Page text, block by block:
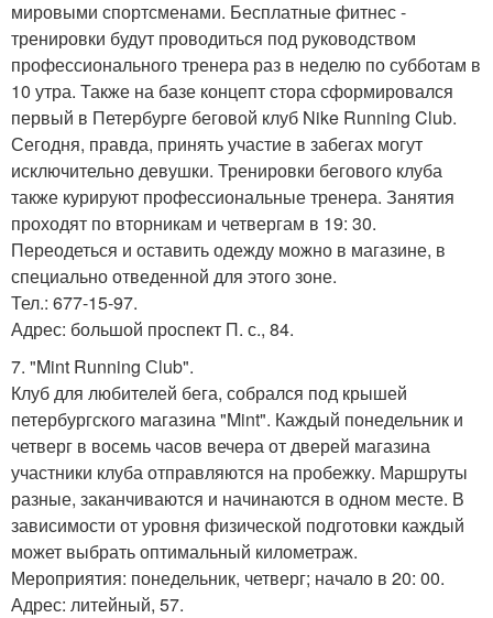
мировыми спортсменами. Бесплатные фитнес -
тренировки будут проводиться под руководством
профессионального тренера раз в неделю по субботам в
10 утра. Также на базе концепт стора сформировался
первый в Петербурге беговой клуб Nike Running Club.
Сегодня, правда, принять участие в забегах могут
исключительно девушки. Тренировки бегового клуба
также курируют профессиональные тренера. Занятия
проходят по вторникам и четвергам в 19: 30.
Переодеться и оставить одежду можно в магазине, в
специально отведенной для этого зоне.
Тел.: 677-15-97.
Адрес: большой проспект П. с., 84.
7. "Mint Running Сlub".
Клуб для любителей бега, собрался под крышей
петербургского магазина "Mint". Каждый понедельник и
четверг в восемь часов вечера от дверей магазина
участники клуба отправляются на пробежку. Маршруты
разные, заканчиваются и начинаются в одном месте. В
зависимости от уровня физической подготовки каждый
может выбрать оптимальный километраж.
Мероприятия: понедельник, четверг; начало в 20: 00.
Адрес: литейный, 57.